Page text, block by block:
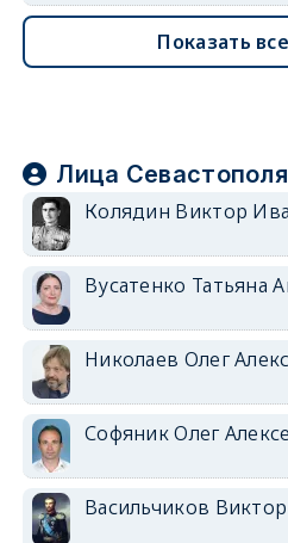
Показать
Лица Севастополя
Колядин Виктор
Вусатенко Татьяна
Николаев Олег
Софяник Олег
Васильчиков